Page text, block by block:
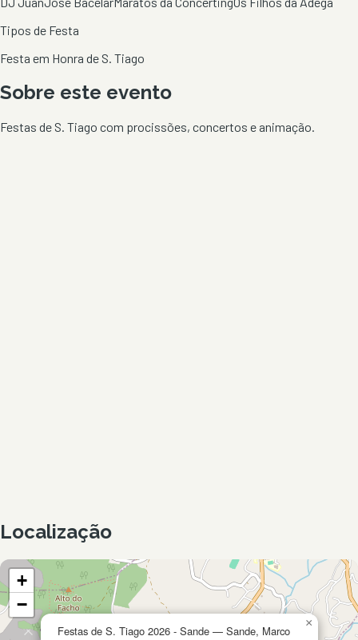
Tipos de Festa
Festa em Honra de S. Tiago
Sobre este evento
Festas de S. Tiago com procissões, concertos e animação.
Localização
Festas de S. Tiago 2026 - Sande — Sande, Marco
×
+
−